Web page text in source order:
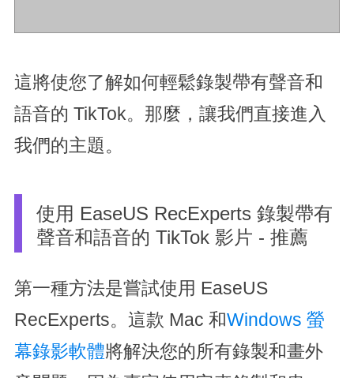
這將使您了解如何輕鬆錄製帶有聲音和
語音的 TikTok。那麼，讓我們直接進入
我們的主題。
使用 EaseUS RecExperts 錄製帶有
聲音和語音的 TikTok 影片 - 推薦
第一種方法是嘗試使用 EaseUS
RecExperts。這款 Mac 和Windows 螢
幕錄影軟體將解決您的所有錄製和畫外